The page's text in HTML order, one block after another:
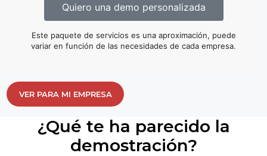
Quiero una demo personalizada
Este paquete de servicios es una aproximación, puede
variar en función de las necesidades de cada empresa.
VER PARA MI EMPRESA
¿Qué te ha parecido la
demostración?